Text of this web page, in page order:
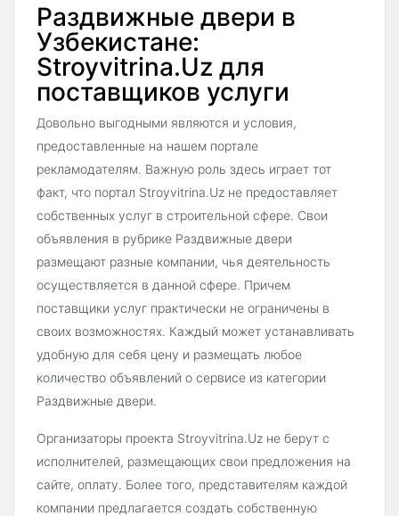
Раздвижные двери в
Узбекистане:
Stroyvitrina.Uz для
поставщиков услуги
Довольно выгодными являются и условия,
предоставленные на нашем портале
рекламодателям. Важную роль здесь играет тот
факт, что портал Stroyvitrina.Uz не предоставляет
собственных услуг в строительной сфере. Свои
объявления в рубрике Раздвижные двери
размещают разные компании, чья деятельность
осуществляется в данной сфере. Причем
поставщики услуг практически не ограничены в
своих возможностях. Каждый может устанавливать
удобную для себя цену и размещать любое
количество объявлений о сервисе из категории
Раздвижные двери.
Организаторы проекта Stroyvitrina.Uz не берут с
исполнителей, размещающих свои предложения на
сайте, оплату. Более того, представителям каждой
компании предлагается создать собственную